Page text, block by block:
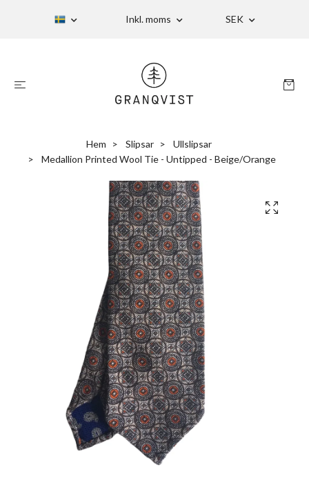
Inkl. moms SEK
Hem Slipsar
Ullslipsar
Medallion Printed Wool Tie - Untipped - Beige/Orange